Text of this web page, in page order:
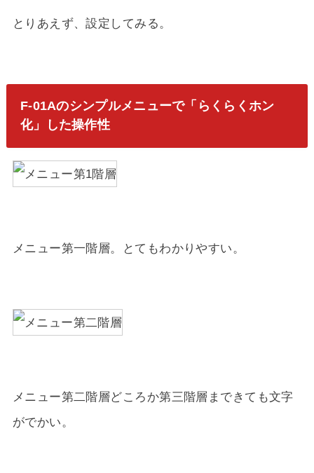
とりあえず、設定してみる。
F-01Aのシンプルメニューで「らくらくホン
化」した操作性
メニュー第一階層。とてもわかりやすい。
メニュー第二階層どころか第三階層まできても文字
がでかい。